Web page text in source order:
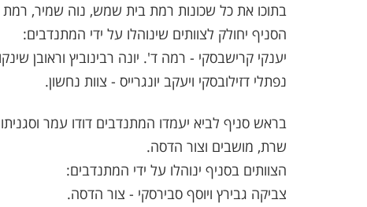
בתוכו את כל שכונות רמת בית שמש, נוה שמיר, רמת
הסניף יחולק לצוותים שינוהלו על ידי המתנדבים:
יענקי קרישבסקי - רמה ד'. יונה רבינוביץ וראובן
נפתלי דזילובסקי ויעקב יונגרייס - צוות נחשון.
בראש סניף לביא יעמדו המתנדבים דודו עמר
שרת, מושבים וצור הדסה.
הצוותים בסניף ינוהלו על ידי המתנדבים:
צביקה גבירץ ויוסף סבירסקי - צור הדסה.